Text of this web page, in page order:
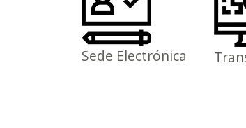
Sede Electrónica